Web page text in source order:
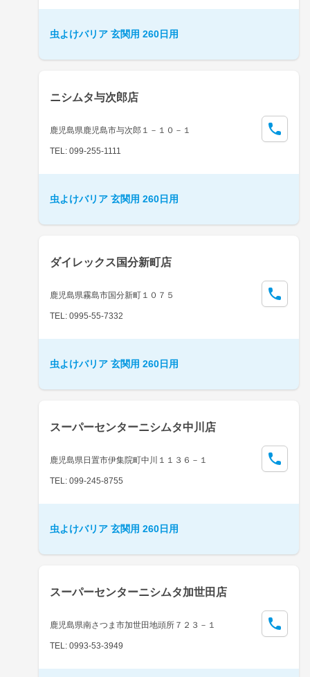
虫よけバリア 玄関用 260日用
ニシムタ与次郎店
鹿児島県鹿児島市与次郎１－１０－１
TEL: 099-255-1111
虫よけバリア 玄関用 260日用
ダイレックス国分新町店
鹿児島県霧島市国分新町１０７５
TEL: 0995-55-7332
虫よけバリア 玄関用 260日用
スーパーセンターニシムタ中川店
鹿児島県日置市伊集院町中川１１３６－１
TEL: 099-245-8755
虫よけバリア 玄関用 260日用
スーパーセンターニシムタ加世田店
鹿児島県南さつま市加世田地頭所７２３－１
TEL: 0993-53-3949